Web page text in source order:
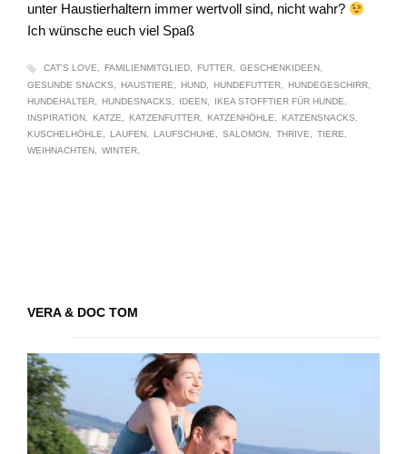
unter Haustierhaltern immer wertvoll sind, nicht wahr?
Ich wünsche euch viel Spaß
CAT'S LOVE FAMILIENMITGLIED FUTTER
GESCHENKIDEEN
GESUNDE SNACKS
HAUSTIERE HUND HUNDEFUTTER
HUNDEGESCHIRR
HUNDEHALTER
HUNDESNACKS IDEEN
IKEA STOFFTIER FÜR HUNDE
INSPIRATION
KATZE KATZENFUTTER KATZENHÖHLE
KATZENSNACKS
KUSCHELHÖHLE
LAUFEN LAUFSCHUHE SALOMON THRIVE
TIERE
WEIHNACHTEN
WINTER
VERA & DOC TOM